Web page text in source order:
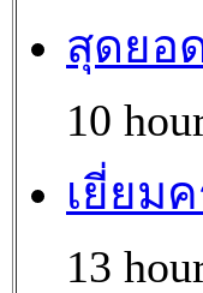
สุดยอ
10
เยี่ยม
13